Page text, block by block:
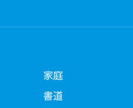
家庭
書道